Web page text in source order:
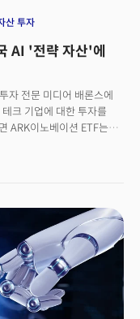
산 투자
AI '전략 자산'에
자 전문 미디어 배론스에
크 기업에 대한 투자를
ARK이노베이션 ETF는
만4550주로 늘린 것으로
부의 규제 강화 국면에서
실상 중국 시장으로 돌아온
매도했다. 테슬라는
비중은 12%로 과거와
중국 기술주를 다시